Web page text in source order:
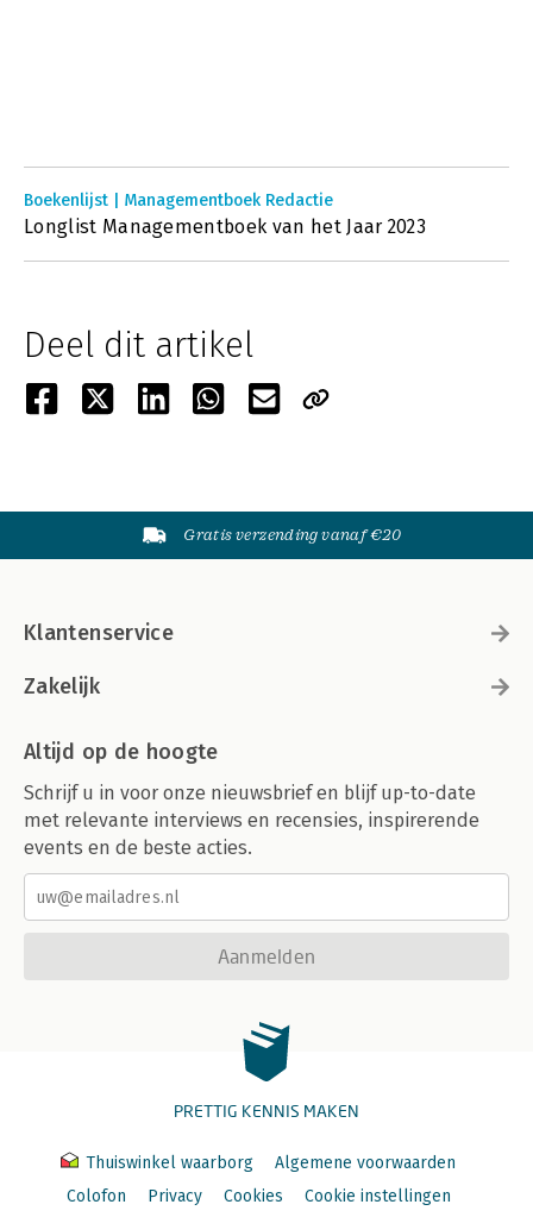
Boekenlijst | Managementboek Redactie
Longlist Managementboek van het Jaar 2023
Deel dit artikel
Gratis verzending vanaf €20
Klantenservice
Zakelijk
Altijd op de hoogte
Schrijf u in voor onze nieuwsbrief en blijf up-to-date
met relevante interviews en recensies, inspirerende
events en de beste acties.
Aanmelden
PRETTIG KENNIS MAKEN
Thuiswinkel waarborg
Algemene voorwaarden
Colofon
Privacy Cookies Cookie instellingen